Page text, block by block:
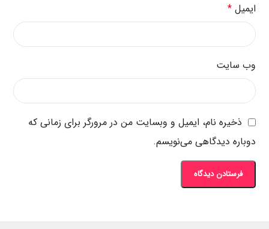
ایمیل*
وب‌ سایت
ذخیره نام، ایمیل و وبسایت من در مرورگر برای زمانی که
دوباره دیدگاهی می‌نویسم.